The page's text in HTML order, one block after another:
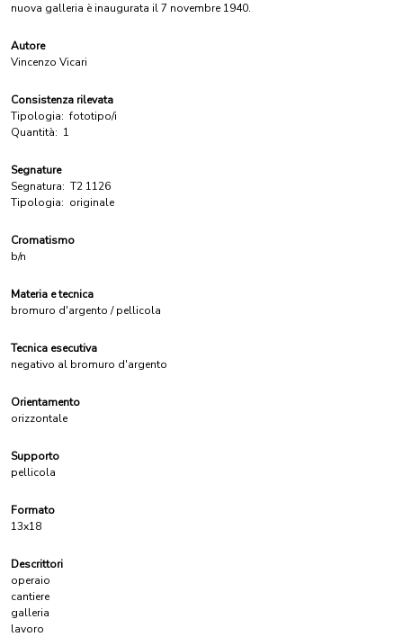
nuova galleria è inaugurata il 7 novembre 1940.
Autore
Vincenzo Vicari
Consistenza rilevata
Tipologia: fototipo/i
Quantità: 1
Segnature
Segnatura: T2 1126
Tipologia: originale
Cromatismo
b/n
Materia e tecnica
bromuro d'argento / pellicola
Tecnica esecutiva
negativo al bromuro d'argento
Orientamento
orizzontale
Supporto
pellicola
Formato
13x18
Descrittori
operaio
cantiere
galleria
lavoro